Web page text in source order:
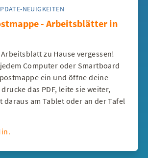
NEUIGKEITEN
- Arbeitsblätter in
zu Hause vergessen!
Computer oder Smartboard
ein und öffne deine
das PDF, leite sie weiter,
am Tablet oder an der Tafel